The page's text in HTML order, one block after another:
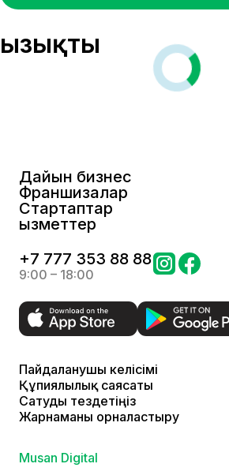
Қызықты
Дайын бизнес
Франшизалар
Стартаптар
Қызметтер
+7 777 353 88 88
9:00 – 18:00
Пайдаланушы келісімі
Құпиялылық саясаты
Сатуды тездетіңіз
Жарнаманы орналастыру
Musan Digital